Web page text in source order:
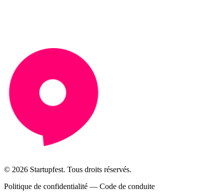
© 2026 Startupfest. Tous droits réservés.
Politique de confidentialité — Code de conduite